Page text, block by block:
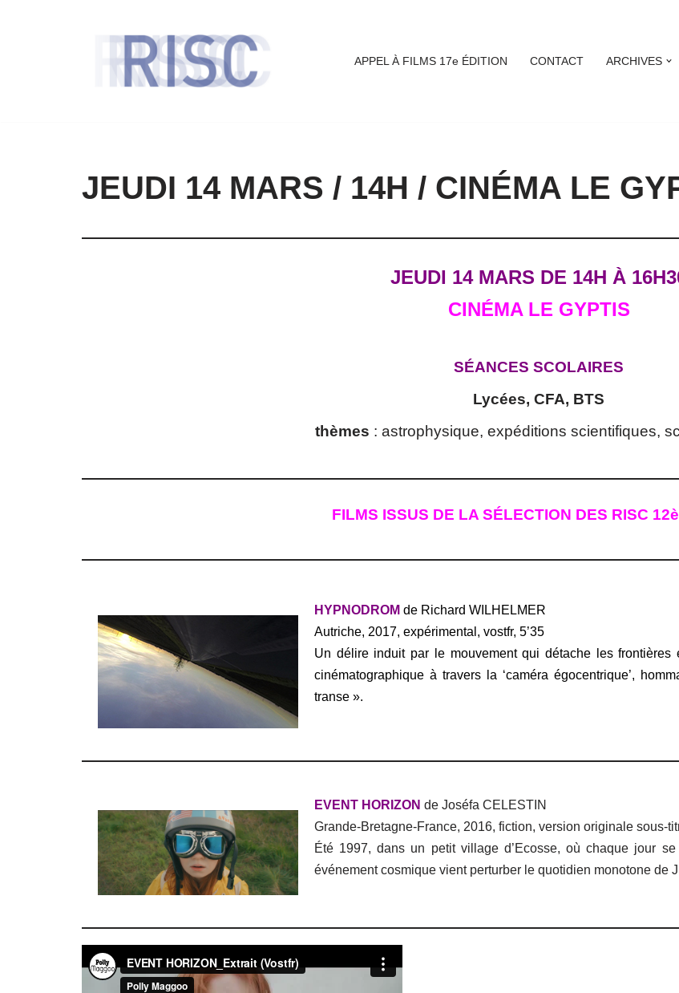
APPEL À FILMS 17e ÉDITION CONTACT ARCHIVES
JEUDI 14 MARS / 14H / CINÉMA LE
JEUDI 14 MARS DE 14H À
CINÉMA LE GYPTIS
SÉANCES SCOLAIRES
Lycées, CFA, BTS
thèmes : astrophysique, expéditions scientifiques,
FILMS ISSUS DE LA SÉLECTION DES RISC
HYPNODROM de Richard WILHELMER
Autriche, 2017, expérimental, vostfr, 5’35
Un délire induit par le mouvement qui détache les
cinématographique à travers la ‘caméra égocentrique’,
transe ».
EVENT HORIZON de Joséfa CELESTIN
Grande-Bretagne-France, 2016, fiction, version originale sous-
Été 1997, dans un petit village d’Ecosse, où chaque jour
événement cosmique vient perturber le quotidien monotone de